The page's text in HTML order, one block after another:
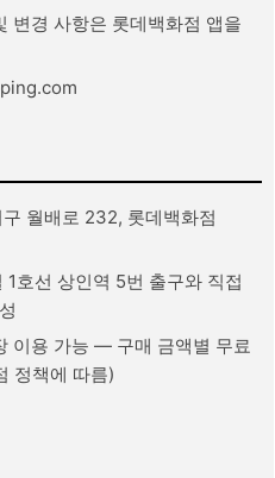
변경 사항은 롯데백화점 앱을
월배로 232, 롯데백화점
호선 상인역 5번 출구와 직접
이용 가능 — 구매 금액별 무료
정책에 따름)